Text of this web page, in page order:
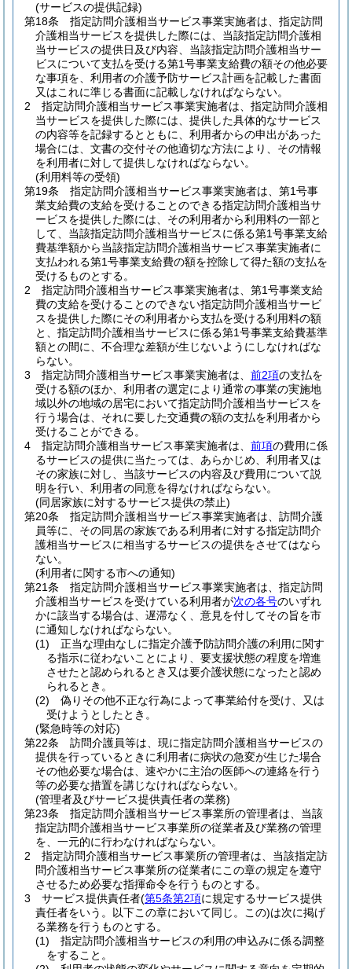
(サービスの提供記録)
第18条
指定訪問介護相当サービス事業実施者は、指定訪問
介護相当サービスを提供した際には、当該指定訪問介護相
当サービスの提供日及び内容、当該指定訪問介護相当サー
ビスについて支払を受ける第1号事業支給費の額その他必要
な事項を、利用者の介護予防サービス計画を記載した書面
又はこれに準じる書面に記載しなければならない。
2
指定訪問介護相当サービス事業実施者は、指定訪問介護相
当サービスを提供した際には、提供した具体的なサービス
の内容等を記録するとともに、利用者からの申出があった
場合には、文書の交付その他適切な方法により、その情報
を利用者に対して提供しなければならない。
(利用料等の受領)
第19条
指定訪問介護相当サービス事業実施者は、第1号事
業支給費の支給を受けることのできる指定訪問介護相当サ
ービスを提供した際には、その利用者から利用料の一部と
して、当該指定訪問介護相当サービスに係る第1号事業支給
費基準額から当該指定訪問介護相当サービス事業実施者に
支払われる第1号事業支給費の額を控除して得た額の支払を
受けるものとする。
2
指定訪問介護相当サービス事業実施者は、第1号事業支給
費の支給を受けることのできない指定訪問介護相当サービ
スを提供した際にその利用者から支払を受ける利用料の額
と、指定訪問介護相当サービスに係る第1号事業支給費基準
額との間に、不合理な差額が生じないようにしなければな
らない。
3
指定訪問介護相当サービス事業実施者は、 前2項の支払を
受ける額のほか、利用者の選定により通常の事業の実施地
域以外の地域の居宅において指定訪問介護相当サービスを
行う場合は、それに要した交通費の額の支払を利用者から
受けることができる。
4
指定訪問介護相当サービス事業実施者は、 前項の費用に係
るサービスの提供に当たっては、あらかじめ、利用者又は
その家族に対し、当該サービスの内容及び費用について説
明を行い、利用者の同意を得なければならない。
(同居家族に対するサービス提供の禁止)
第20条
指定訪問介護相当サービス事業実施者は、訪問介護
員等に、その同居の家族である利用者に対する指定訪問介
護相当サービスに相当するサービスの提供をさせてはなら
ない。
(利用者に関する市への通知)
第21条
指定訪問介護相当サービス事業実施者は、指定訪問
介護相当サービスを受けている利用者が次の各号のいずれ
かに該当する場合は、遅滞なく、意見を付してその旨を市
に通知しなければならない。
(1)
正当な理由なしに指定介護予防訪問介護の利用に関す
る指示に従わないことにより、要支援状態の程度を増進
させたと認められるとき又は要介護状態になったと認め
られるとき。
(2)
偽りその他不正な行為によって事業給付を受け、又は
受けようとしたとき。
(緊急時等の対応)
第22条
訪問介護員等は、現に指定訪問介護相当サービスの
提供を行っているときに利用者に病状の急変が生じた場合
その他必要な場合は、速やかに主治の医師への連絡を行う
等の必要な措置を講じなければならない。
(管理者及びサービス提供責任者の業務)
第23条
指定訪問介護相当サービス事業所の管理者は、当該
指定訪問介護相当サービス事業所の従業者及び業務の管理
を、一元的に行わなければならない。
2
指定訪問介護相当サービス事業所の管理者は、当該指定訪
問介護相当サービス事業所の従業者にこの章の規定を遵守
させるため必要な指揮命令を行うものとする。
3
サービス提供責任者(第5条第2項に規定するサービス提供
責任者をいう。以下この章において同じ。この)は次に掲げ
る業務を行うものとする。
(1)
指定訪問介護相当サービスの利用の申込みに係る調整
をすること。